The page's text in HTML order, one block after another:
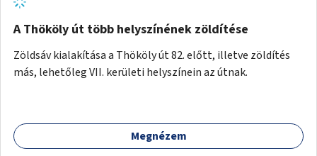
A Thököly út több helyszínének zöldítése
Zöldsáv kialakítása a Thököly út 82. előtt, illetve zöldítés
más, lehetőleg VII. kerületi helyszínein az útnak.
Megnézem